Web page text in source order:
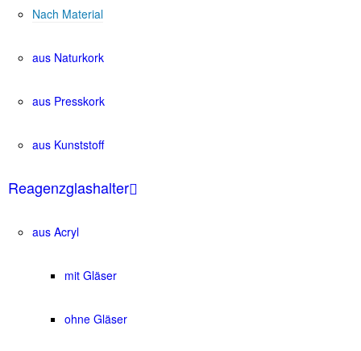
Nach Material
aus Naturkork
aus Presskork
aus Kunststoff
Reagenzglashalter
aus Acryl
mit Gläser
ohne Gläser